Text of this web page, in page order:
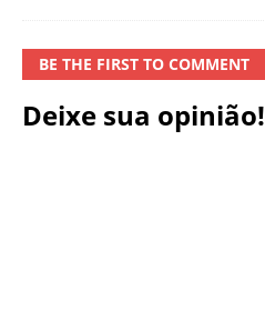
BE THE FIRST TO COMMENT
Deixe sua opinião!